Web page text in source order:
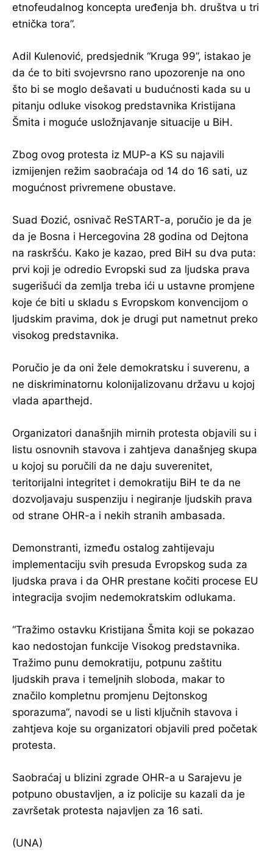
etnofeudalnog koncepta uređenja bh. društva u tri
etnička tora”.
Adil Kulenović, predsjednik “Kruga 99”, istakao je
da će to biti svojevrsno rano upozorenje na ono
što bi se moglo dešavati u budućnosti kada su u
pitanju odluke visokog predstavnika Kristijana
Šmita i moguće usložnjavanje situacije u BiH.
Zbog ovog protesta iz MUP-a KS su najavili
izmijenjen režim saobraćaja od 14 do 16 sati, uz
mogućnost privremene obustave.
Suad Đozić, osnivač ReSTART-a, poručio je da je
da je Bosna i Hercegovina 28 godina od Dejtona
na raskršću. Kako je kazao, pred BiH su dva puta:
prvi koji je odredio Evropski sud za ljudska prava
sugerišući da zemlja treba ići u ustavne promjene
koje će biti u skladu s Evropskom konvencijom o
ljudskim pravima, dok je drugi put nametnut preko
visokog predstavnika.
Poručio je da oni žele demokratsku i suverenu, a
ne diskriminatornu kolonijalizovanu državu u kojoj
vlada aparthejd.
Organizatori današnjih mirnih protesta objavili su i
listu osnovnih stavova i zahtjeva današnjeg skupa
u kojoj su poručili da ne daju suverenitet,
teritorijalni integritet i demokratiju BiH te da ne
dozvoljavaju suspenziju i negiranje ljudskih prava
od strane OHR-a i nekih stranih ambasada.
Demonstranti, između ostalog zahtijevaju
implementaciju svih presuda Evropskog suda za
ljudska prava i da OHR prestane kočiti procese EU
integracija svojim nedemokratskim odlukama.
“Tražimo ostavku Kristijana Šmita koji se pokazao
kao nedostojan funkcije Visokog predstavnika.
Tražimo punu demokratiju, potpunu zaštitu
ljudskih prava i temeljnih sloboda, makar to
značilo kompletnu promjenu Dejtonskog
sporazuma“, navodi se u listi ključnih stavova i
zahtjeva koje su organizatori objavili pred početak
protesta.
Saobraćaj u blizini zgrade OHR-a u Sarajevu je
potpuno obustavljen, a iz policije su kazali da je
završetak protesta najavljen za 16 sati.
(UNA)